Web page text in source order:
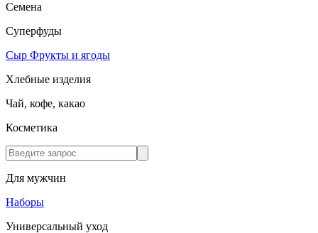
Семена
Суперфуды
Сыр Фрукты и ягоды
Хлебные изделия
Чай, кофе, какао
Косметика
Для мужчин
Наборы
Универсальный уход